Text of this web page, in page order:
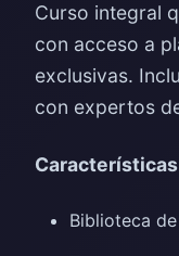
Curso integral
con acceso a
exclusivas.
con expertos
Biblioteca